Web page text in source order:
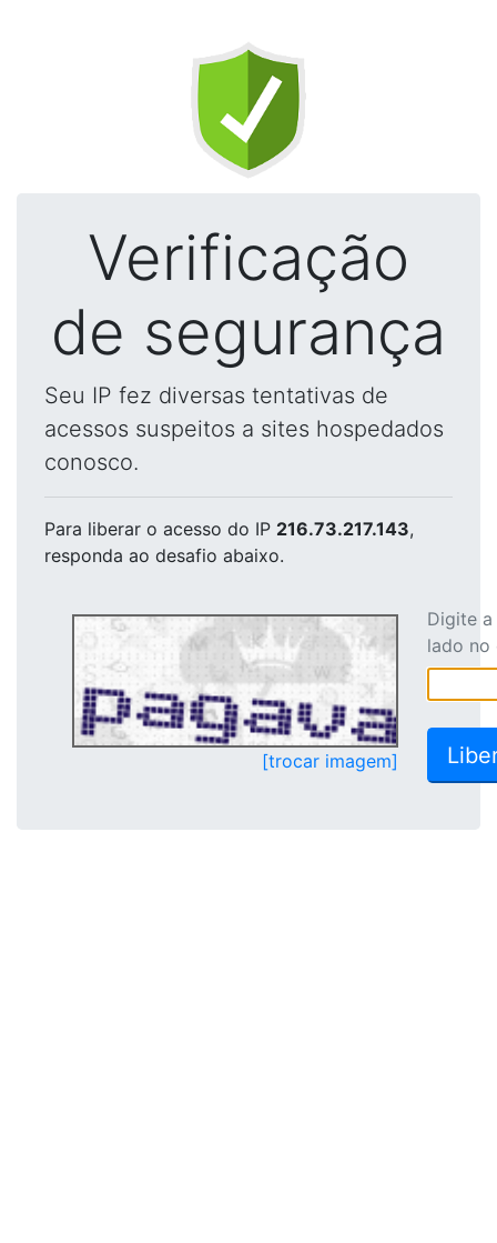
Verificação
de segurança
Seu IP fez diversas tentativas de
acessos suspeitos a sites hospedados
conosco.
Para liberar o acesso do IP 216.73.217.143,
responda ao desafio abaixo.
[trocar imagem]
Digite
lado no